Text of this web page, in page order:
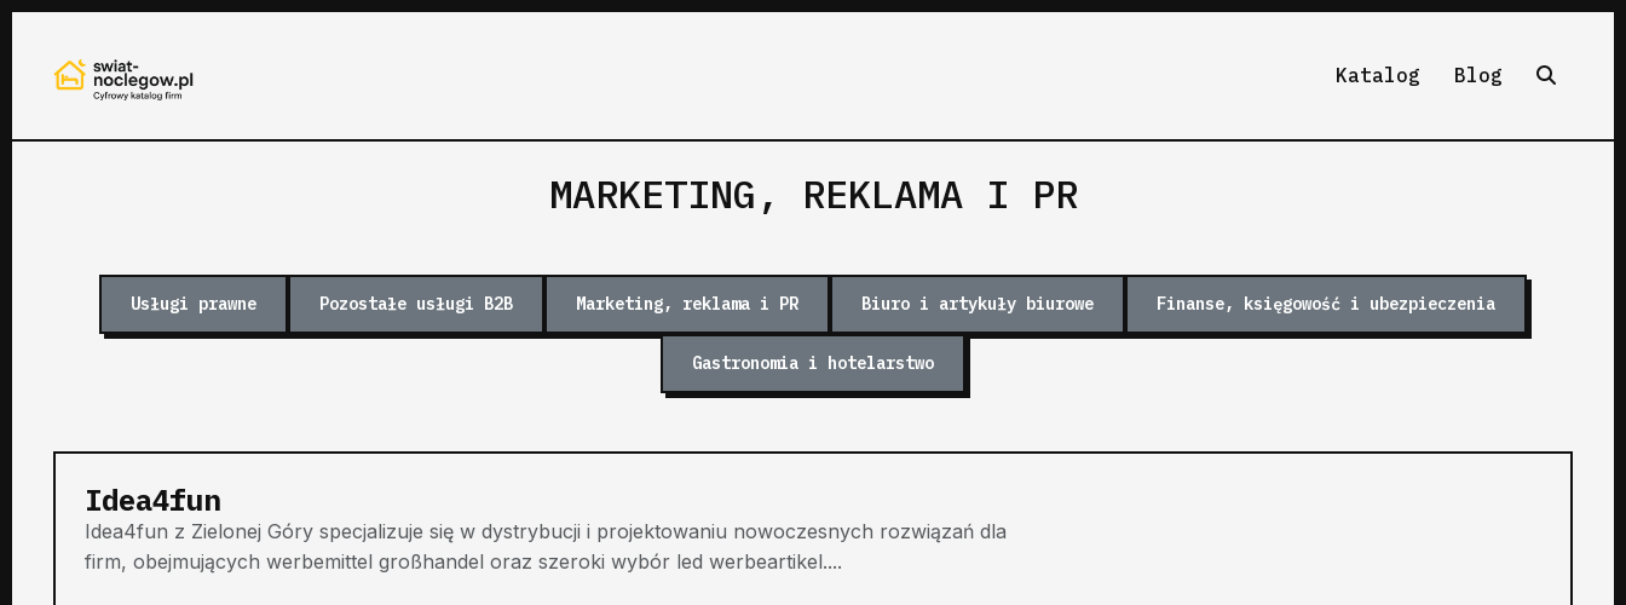
Katalog Blog
MARKETING, REKLAMA I PR
Usługi prawne Pozostałe usługi B2B Marketing, reklama i PR Biuro i artykuły biurowe Finanse, księgowość i ubezpieczenia
Gastronomia i hotelarstwo
Idea4fun
Idea4fun z Zielonej Góry specjalizuje się w dystrybucji i projektowaniu nowoczesnych rozwiązań dla
firm, obejmujących werbemittel großhandel oraz szeroki wybór led werbeartikel....